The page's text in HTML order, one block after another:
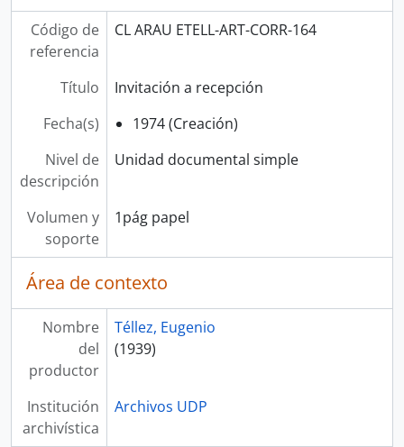
Código de
referencia
CL ARAU ETELL-ART-CORR-164
Título
Invitación a recepción
Fecha(s)
1974 (Creación)
Nivel de
descripción
Unidad documental simple
Volumen y
soporte
1pág papel
Área de contexto
Nombre
del
productor
Téllez, Eugenio
(1939)
Institución
archivística
Archivos UDP